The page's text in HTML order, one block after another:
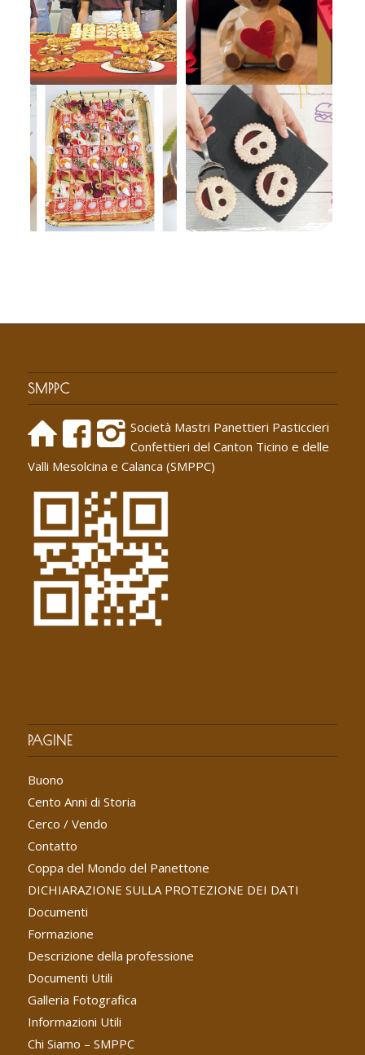
SMPPC
Società Mastri Panettieri Pasticcieri
Confettieri del Canton Ticino e delle
Valli Mesolcina e Calanca (SMPPC)
PAGINE
Buono
Cento Anni di Storia
Cerco / Vendo
Contatto
Coppa del Mondo del Panettone
DICHIARAZIONE SULLA PROTEZIONE DEI DATI
Documenti
Formazione
Descrizione della professione
Documenti Utili
Galleria Fotografica
Informazioni Utili
Chi Siamo – SMPPC